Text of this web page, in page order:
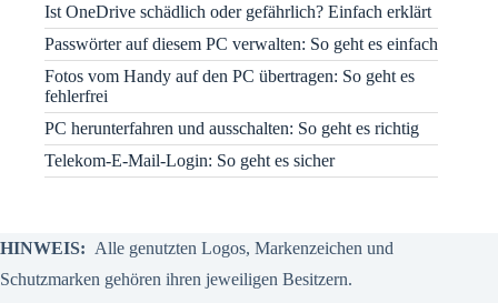
Ist OneDrive schädlich oder gefährlich? Einfach erklärt
Passwörter auf diesem PC verwalten: So geht es einfach
Fotos vom Handy auf den PC übertragen: So geht es
fehlerfrei
PC herunterfahren und ausschalten: So geht es richtig
Telekom-E-Mail-Login: So geht es sicher
HINWEIS: Alle genutzten Logos, Markenzeichen und
Schutzmarken gehören ihren jeweiligen Besitzern.